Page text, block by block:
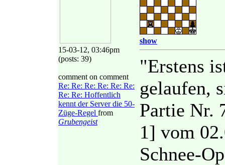
15-03-12, 03:46pm
(posts: 39)
comment on comment
Re: Re: Re: Re: Re: Re:
Re: Re: Hoffentlich
kennt der Server die 50-
Züge-Regel from
Grubengeist
show
"Erstens
gelaufen,
Partie Nr.
1] vom
Schnee-